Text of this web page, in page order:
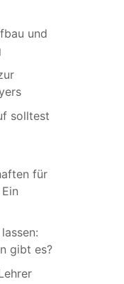
und
solltest
für
gibt es?